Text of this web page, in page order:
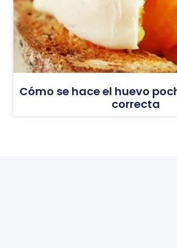
Cómo se hace el huevo
correcta